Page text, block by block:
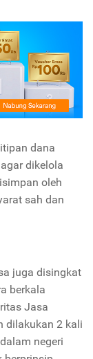
dana
dikelola
oleh
sah dan
juga disingkat
berkala
Jasa
dilakukan 2 kali
negeri